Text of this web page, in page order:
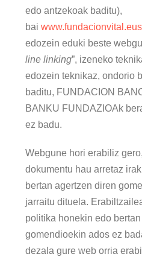
edo antzekoak baditu),
baiwww.fundacionvital.eus
edozein eduki beste
line linking”, izeneko
edozein teknikaz, ondorio
baditu, FUNDACION
BANKU FUNDAZIOAk
ez badu.
Webgune hori erabiliz
dokumentu hau arretaz
bertan agertzen diren
jarraitu dituela.
politika honekin edo
gomendioekin ados ez
dezala gure web orria